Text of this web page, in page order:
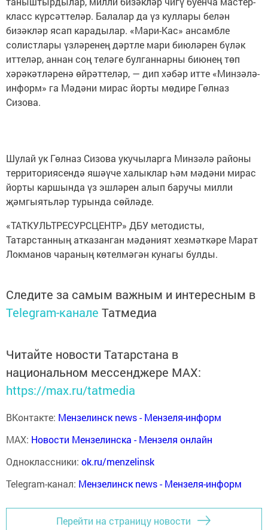
класс күрсәттеләр. Балалар да үз куллары белән
бизәкләр ясап карадылар. «Мари-Кас» ансамбле
солистлары үзләренең дәртле мари биюләрен бүләк
иттеләр, аннан соң теләге булганнарны биюнең төп
хәрәкәтләренә өйрәттеләр, — дип хәбәр итте «Минзәлә-
информ» га Мәдәни мирас йорты мөдире Гөлназ
Сизова.
Шулай ук Гөлназ Сизова укучыларга Минзәлә районы
территориясендә яшәүче халыклар һәм мәдәни мирас
йорты каршында үз эшләрен алып баручы милли
җәмгыятьләр турында сөйләде.
«ТАТКУЛЬТРЕСУРСЦЕНТР» ДБУ методисты,
Татарстанның атказанган мәдәният хезмәткәре Марат
Локманов чараның көтелмәгән кунагы булды.
Следите за самым важным и интересным в
Telegram-канале Татмедиа
Читайте новости Татарстана в
национальном мессенджере MАХ:
https://max.ru/tatmedia
ВКонтакте: Мензелинск news - Мензеля-информ
MAX: Новости Мензелинска - Мензеля онлайн
Одноклассники: ok.ru/menzelinsk
Telegram-канал: Мензелинск news - Мензеля-информ
Перейти на страницу новости